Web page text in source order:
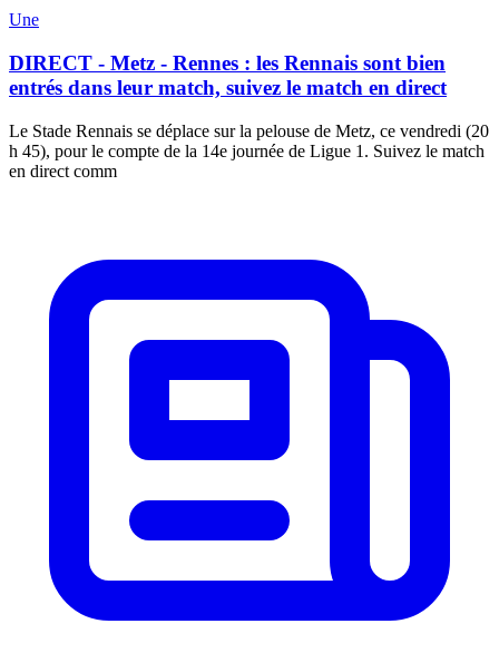
Une
DIRECT - Metz - Rennes : les Rennais sont bien
entrés dans leur match, suivez le match en direct
Le Stade Rennais se déplace sur la pelouse de Metz, ce vendredi (20
h 45), pour le compte de la 14e journée de Ligue 1. Suivez le match
en direct comm